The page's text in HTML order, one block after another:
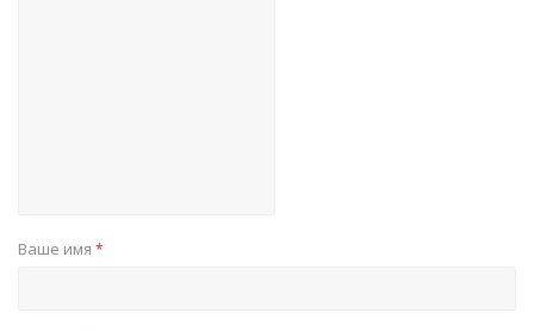
Ваше имя *